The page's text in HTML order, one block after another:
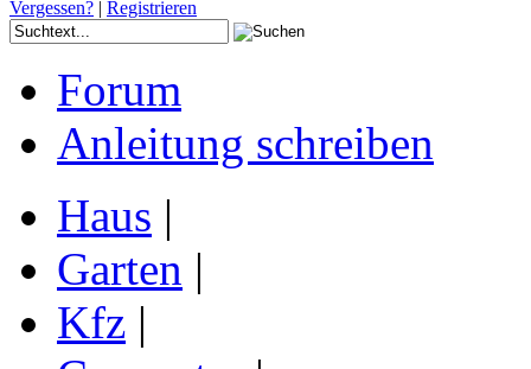
Vergessen? | Registrieren
Forum
Anleitung schreiben
Haus |
Garten |
Kfz |